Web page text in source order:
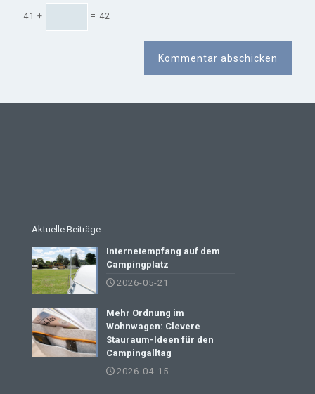
41 + = 42
Aktuelle Beiträge
Internetempfang auf dem
Campingplatz
2026-05-21
Mehr Ordnung im
Wohnwagen: Clevere
Stauraum-Ideen für den
Campingalltag
2026-04-15